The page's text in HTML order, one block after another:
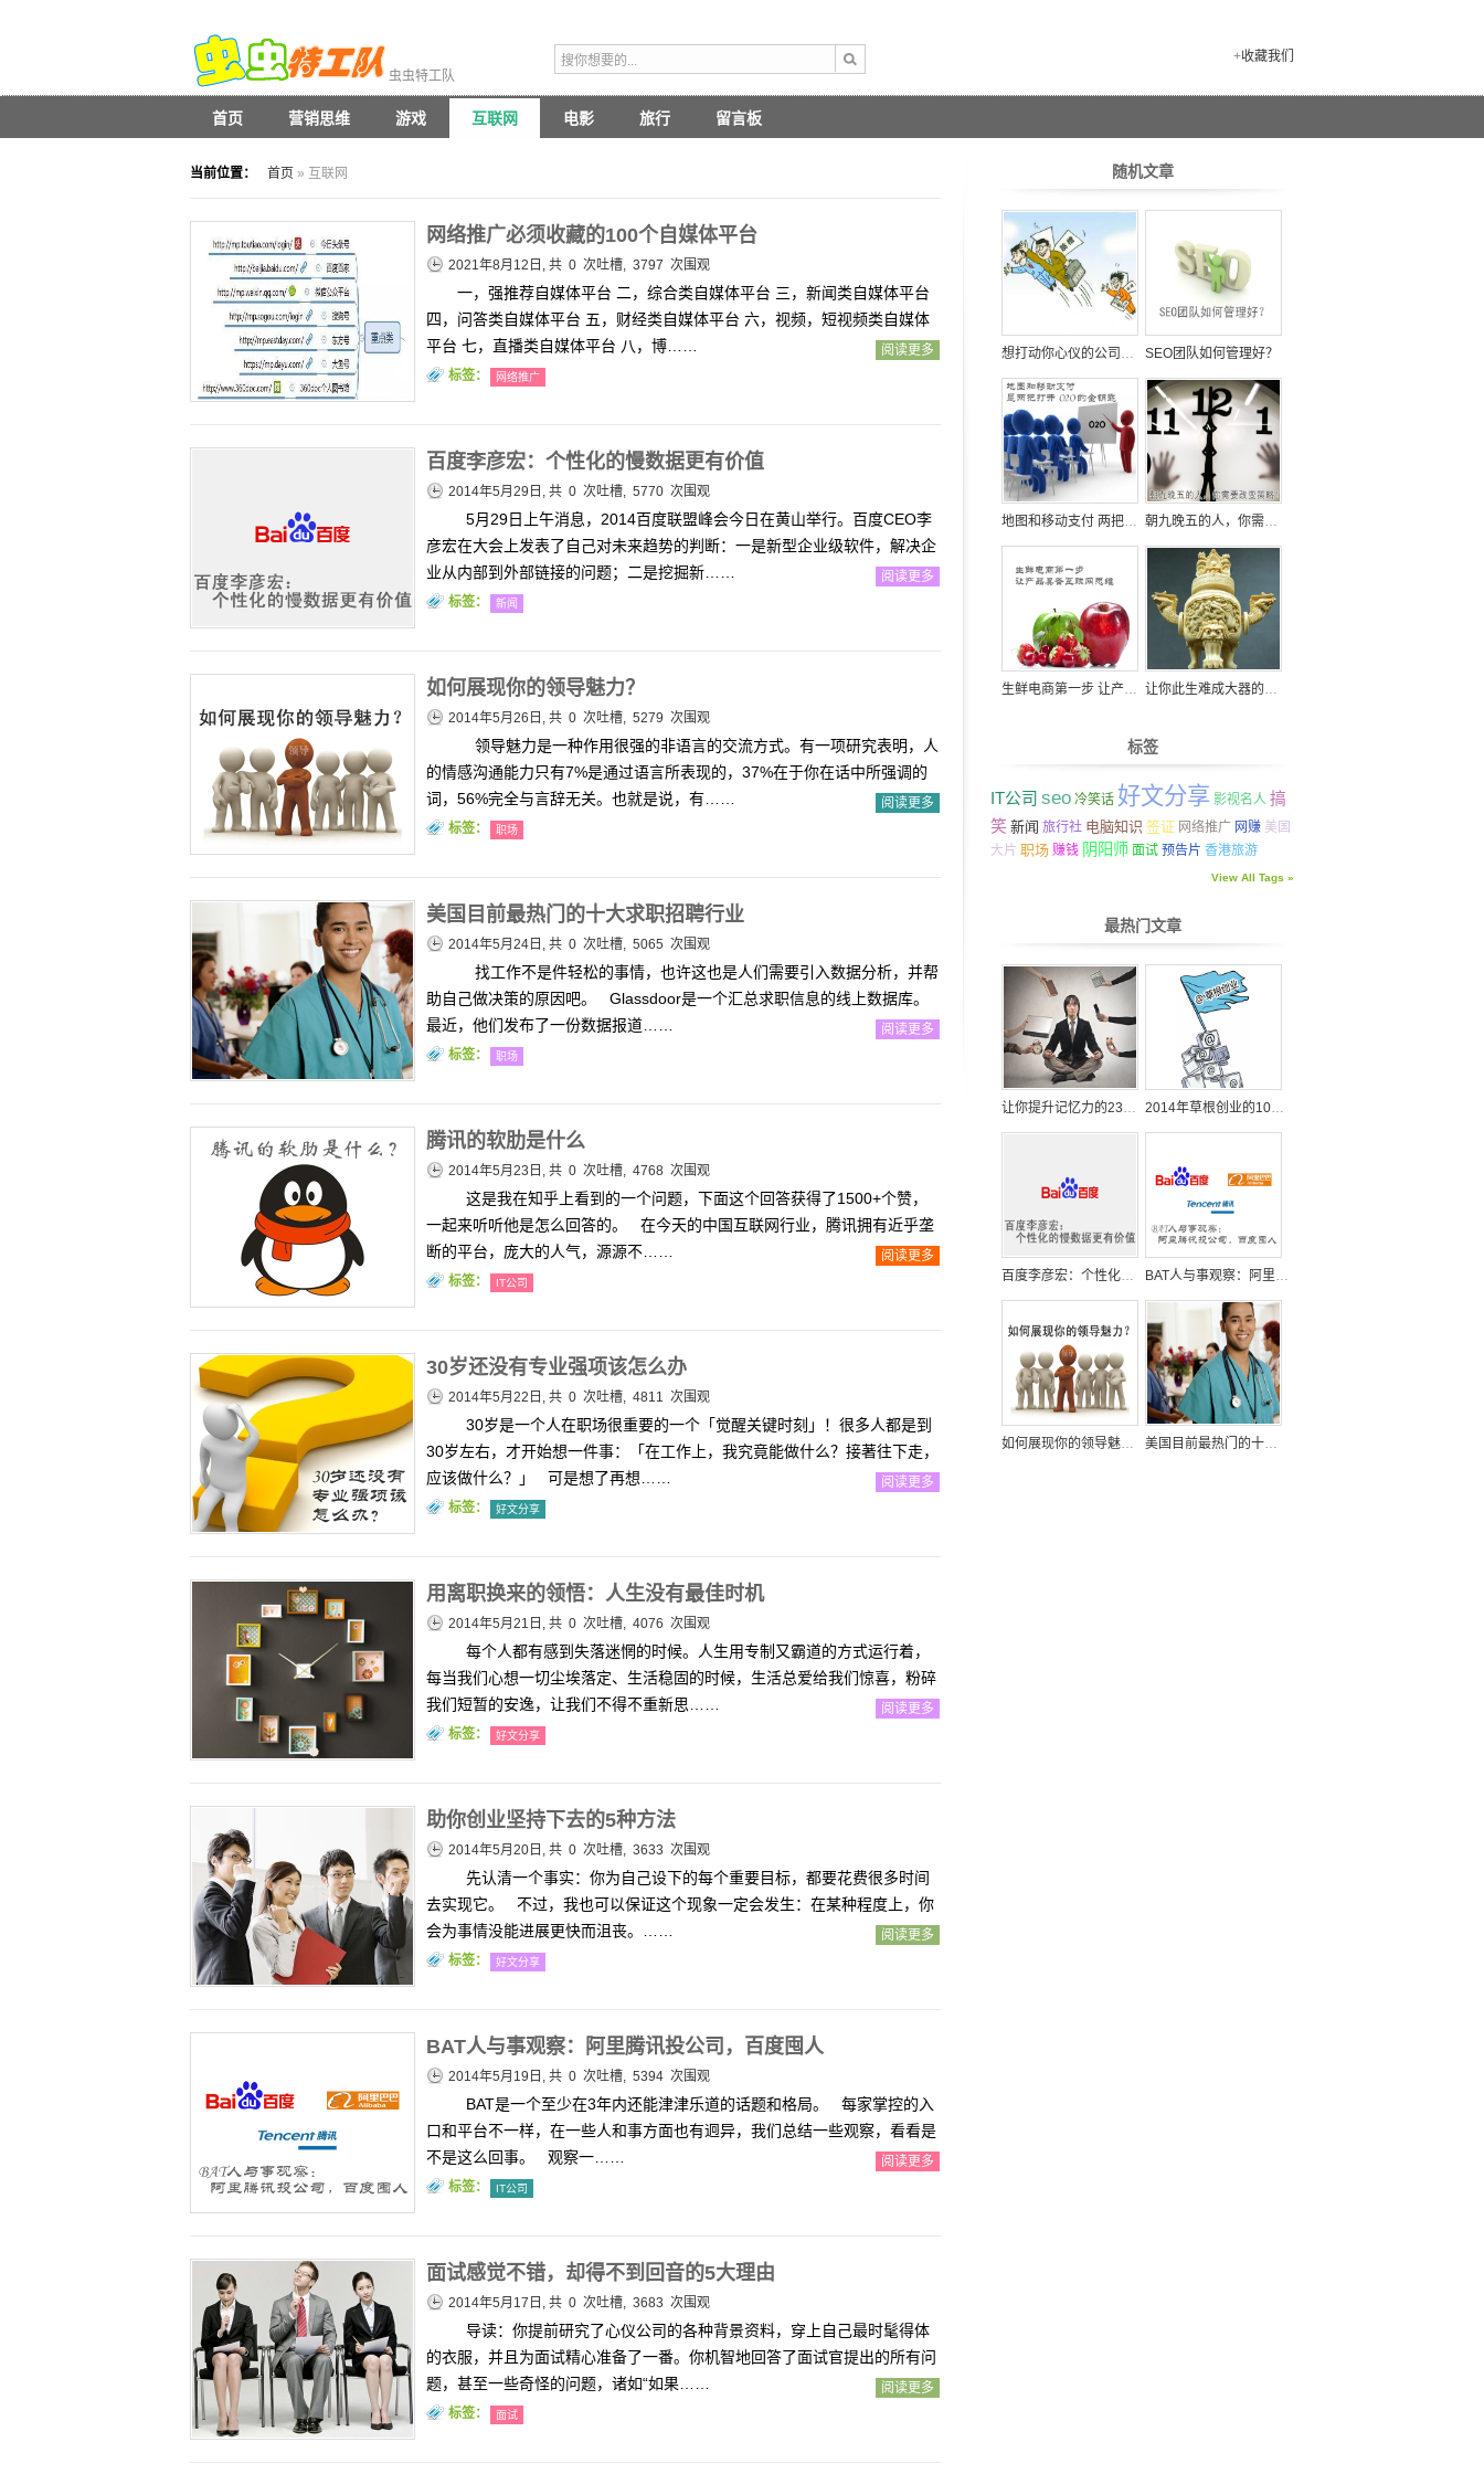
虫虫特工队
+收藏我们
首页 营销思维 游戏 互联网 电影 旅行 留言板
当前位置： 首页 » 互联网
网络推广必须收藏的100个自媒体平台
2021年8月12日, 共 0 次吐槽, 3797 次围观
一，强推荐自媒体平台 二，综合类自媒体平台 三，新闻类自媒体平台
四，问答类自媒体平台 五，财经类自媒体平台 六，视频，短视频类自媒体
平台 七，直播类自媒体平台 八，博……
阅读更多
标签：
网络推广
百度李彦宏：个性化的慢数据更有价值
2014年5月29日, 共 0 次吐槽, 5770 次围观
5月29日上午消息，2014百度联盟峰会今日在黄山举行。百度CEO李
彦宏在大会上发表了自己对未来趋势的判断：一是新型企业级软件，解决企
业从内部到外部链接的问题；二是挖掘新……
阅读更多
标签：
新闻
如何展现你的领导魅力？
2014年5月26日, 共 0 次吐槽, 5279 次围观
领导魅力是一种作用很强的非语言的交流方式。有一项研究表明，人
的情感沟通能力只有7%是通过语言所表现的，37%在于你在话中所强调的
词，56%完全与言辞无关。也就是说，有……
阅读更多
标签：
职场
美国目前最热门的十大求职招聘行业
2014年5月24日, 共 0 次吐槽, 5065 次围观
找工作不是件轻松的事情，也许这也是人们需要引入数据分析，并帮
助自己做决策的原因吧。 Glassdoor是一个汇总求职信息的线上数据库。
最近，他们发布了一份数据报道……
阅读更多
标签：
职场
腾讯的软肋是什么
2014年5月23日, 共 0 次吐槽, 4768 次围观
这是我在知乎上看到的一个问题，下面这个回答获得了1500+个赞，
一起来听听他是怎么回答的。 在今天的中国互联网行业，腾讯拥有近乎垄
断的平台，庞大的人气，源源不……
阅读更多
标签：
IT公司
30岁还没有专业强项该怎么办
2014年5月22日, 共 0 次吐槽, 4811 次围观
30岁是一个人在职场很重要的一个「觉醒关键时刻」！很多人都是到
30岁左右，才开始想一件事：「在工作上，我究竟能做什么？接著往下走，
应该做什么？」 可是想了再想……
阅读更多
标签：
好文分享
用离职换来的领悟：人生没有最佳时机
2014年5月21日, 共 0 次吐槽, 4076 次围观
每个人都有感到失落迷惘的时候。人生用专制又霸道的方式运行着，
每当我们心想一切尘埃落定、生活稳固的时候，生活总爱给我们惊喜，粉碎
我们短暂的安逸，让我们不得不重新思……
阅读更多
标签：
好文分享
助你创业坚持下去的5种方法
2014年5月20日, 共 0 次吐槽, 3633 次围观
先认清一个事实：你为自己设下的每个重要目标，都要花费很多时间
去实现它。 不过，我也可以保证这个现象一定会发生：在某种程度上，你
会为事情没能进展更快而沮丧。……
阅读更多
标签：
好文分享
BAT人与事观察：阿里腾讯投公司，百度囤人
2014年5月19日, 共 0 次吐槽, 5394 次围观
BAT是一个至少在3年内还能津津乐道的话题和格局。 每家掌控的入
口和平台不一样，在一些人和事方面也有迥异，我们总结一些观察，看看是
不是这么回事。 观察一……
阅读更多
标签：
IT公司
面试感觉不错，却得不到回音的5大理由
2014年5月17日, 共 0 次吐槽, 3683 次围观
导读：你提前研究了心仪公司的各种背景资料，穿上自己最时髦得体
的衣服，并且为面试精心准备了一番。你机智地回答了面试官提出的所有问
题，甚至一些奇怪的问题，诸如“如果……
阅读更多
标签：
面试
随机文章
想打动你心仪的公司，策划案来一份！ SEO团队如何管理好？
地图和移动支付 两把打开 O2O 的金钥匙 朝九晚五的人，你需要改变策略！
生鲜电商第一步 让产品具备互联网思维 让你此生难成大器的七宗罪
标签
IT公司 seo 冷笑话 好文分享 影视名人 搞
笑 新闻 旅行社 电脑知识 签证 网络推广 网赚 美国
大片 职场 赚钱 阴阳师 面试 预告片 香港旅游
View All Tags »
最热门文章
让你提升记忆力的23个日常小习惯 2014年草根创业的10个机会
百度李彦宏：个性化的慢数据更有价值 BAT人与事观察：阿里腾讯投公司，百度囤人
如何展现你的领导魅力？ 美国目前最热门的十大求职招聘行业